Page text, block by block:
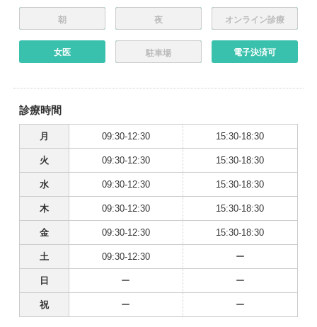
朝 夜 オンライン診療
女医 駐車場 電子決済可
診療時間
月 09:30-12:30 15:30-18:30
火 09:30-12:30 15:30-18:30
水 09:30-12:30 15:30-18:30
木 09:30-12:30 15:30-18:30
金 09:30-12:30 15:30-18:30
土 09:30-12:30 ー
日 ー ー
祝 ー ー